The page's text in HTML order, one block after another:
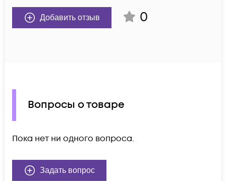
Добавить отзыв 0
Вопросы о товаре
Пока нет ни одного вопроса.
Задать вопрос